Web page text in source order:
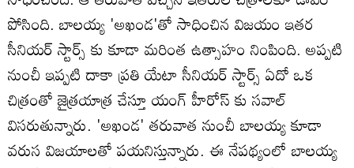
పోసింది. బాలయ్య 'అఖండ'తో సాధించిన విజయం ఇతర
సీనియర్ స్టార్స్ కు కూడా మరింత ఉత్సాహం నింపింది. అప్పటి
నుంచీ ఇప్పటి దాకా ప్రతి యేటా సీనియర్ స్టార్స్ ఏదో ఒక
చిత్రంతో జైత్రయాత్ర చేస్తూ యంగ్ హీరోస్ కు సవాల్
విసరుతున్నారు. 'అఖండ' తరువాత నుంచీ బాలయ్య కూడా
వరుస విజయాలతో పయనిస్తున్నారు. ఈ నేపథ్యంలో బాలయ్య